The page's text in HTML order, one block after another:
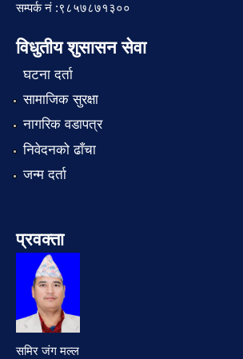
सम्पर्क नं :९८५७८७१३००
विधुतीय शुसासन सेवा
घटना दर्ता
सामाजिक सुरक्षा
नागरिक वडापत्र
निवेदनको ढाँचा
जन्म दर्ता
प्रवक्ता
समिर जंग मल्ल